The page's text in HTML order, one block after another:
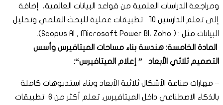
ومراجعة الدراسات العلمية من قواعد البيانات العالمية، إضافة
إلى تعلم الدارسين 10 تطبيقات عملية للبحث العلمي وتحليل
البيانات مثل : ( Scopus AI , Microsoft Power BI، Zoho).
المادة الخامسة: هندسة بناء مساحات الميتافيرس وأسس
التصميم ثلاثي الأبعاد ” إعلام الميتافيرس“
:
– مهارات صناعة الأشكال ثلاثية الأبعاد وبناء استديوهات كاملة
بالذكاء الاصطناعي داخل الميتافيرس. تعلم أكثر من 6 تطبيقات